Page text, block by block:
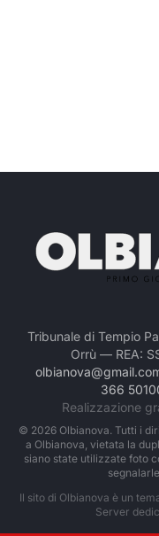
Tribunale di Tempio
Orrù — REA:
366
Realizzazione
© 2026Olbianova. Tutti i
a Olbianova, vietata la
siano state utilizzate foto
Il sito di Olbianova è un
Server